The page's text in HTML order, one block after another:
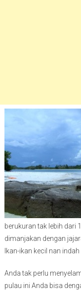
berukuran tak lebih dari
dimanjakan dengan
Ikan-ikan kecil nan
Anda tak perlu
pulau ini Anda bisa